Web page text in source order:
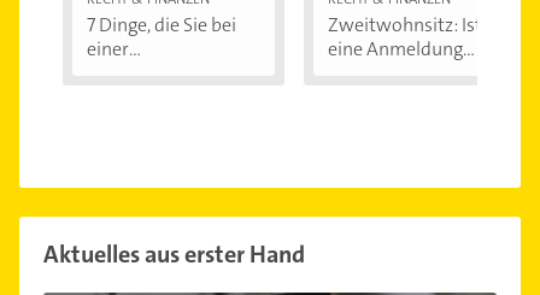
7 Dinge, die Sie bei
einer
Zweitwohnsitz: Ist
eine Anmeldung...
Aktuelles aus erster Hand